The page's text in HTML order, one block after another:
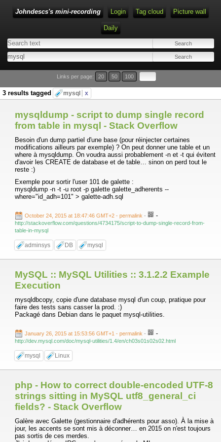
Johndescs's mini-recording Login Tag cloud Picture wall
Daily
Type 1 or more characters for results.
Links per page: 20 50 100
3 results tagged mysql x
mysqldump - script to dump single record
from table in mysql - Stack Overflow
Besoin d'un dump partiel d'une base (pour réinjecter certaines
modifications ailleurs par exemple) ? On peut donner une table et un
where à mysqldump. On voudra aussi probablement -n et -t qui évitent
d'avoir les CREATE de database et de table… sinon on perd tout le
reste :)
Exemple pour sortir l'user 101 de galette :
mysqldump -n -t -u root -p galette galette_adherents --
where="id_adh=101" > galette-adh.sql
October 24, 2015 at 18:47:46 GMT+2 - permalink - -
http://stackoverflow.com/questions/4734175/script-to-dump-single-record-from-
table-in-mysql
adminsys DB mysql
MySQL :: MySQL Utilities :: 3.1.2.2 Example
Execution
mysqldbcopy, copie d'une database mysql d'un coup, pratique pour
faire des tests sans casser la prod. :)
Packagé dans Debian dans le paquet mysql-utilities.
January 26, 2015 at 15:53:56 GMT+1 - permalink - -
http://dev.mysql.com/doc/mysql-utilities/1.4/en/ch03s01s02s02.html
mysql Linux
php - How to correct double-encoded UTF-8
strings sitting in MySQL utf8_general_ci
fields? - Stack Overflow
Galère avec Galette (gestionnaire d'adhérents pour asso). À la mise à
jour, les accents se sont mis à déconner… en 2015 on n'est toujours
pas sortis de ces merdes.